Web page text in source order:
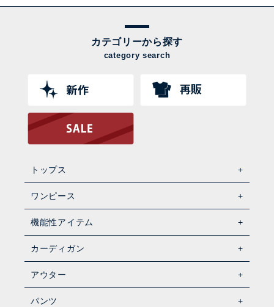
カテゴリーから探す
category search
トップス
ワンピース
機能性アイテム
カーディガン
アウター
パンツ